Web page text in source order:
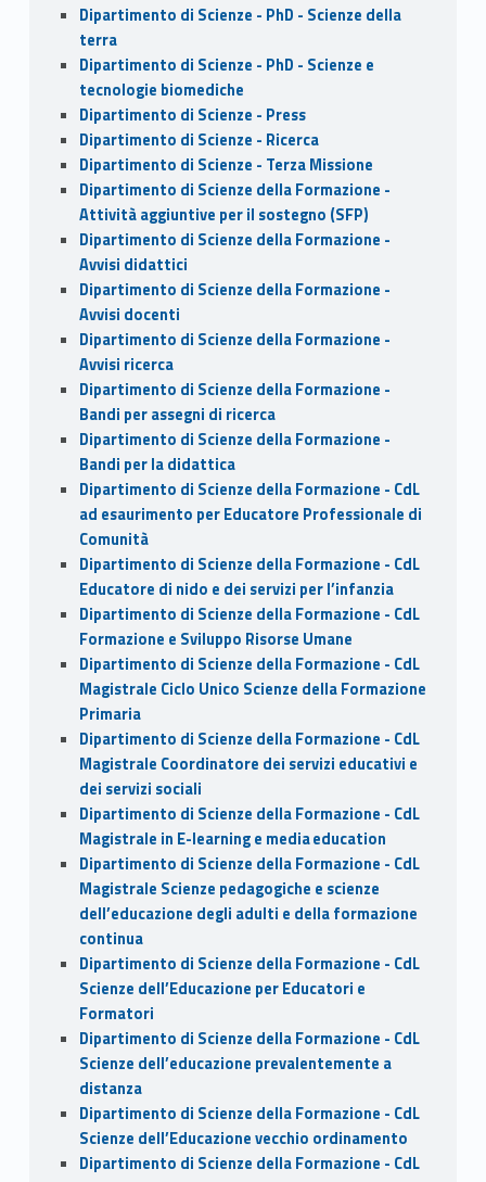
Dipartimento di Scienze - PhD - Scienze della
terra
Dipartimento di Scienze - PhD - Scienze e
tecnologie biomediche
Dipartimento di Scienze - Press
Dipartimento di Scienze - Ricerca
Dipartimento di Scienze - Terza Missione
Dipartimento di Scienze della Formazione -
Attività aggiuntive per il sostegno (SFP)
Dipartimento di Scienze della Formazione -
Avvisi didattici
Dipartimento di Scienze della Formazione -
Avvisi docenti
Dipartimento di Scienze della Formazione -
Avvisi ricerca
Dipartimento di Scienze della Formazione -
Bandi per assegni di ricerca
Dipartimento di Scienze della Formazione -
Bandi per la didattica
Dipartimento di Scienze della Formazione - CdL
ad esaurimento per Educatore Professionale di
Comunità
Dipartimento di Scienze della Formazione - CdL
Educatore di nido e dei servizi per l’infanzia
Dipartimento di Scienze della Formazione - CdL
Formazione e Sviluppo Risorse Umane
Dipartimento di Scienze della Formazione - CdL
Magistrale Ciclo Unico Scienze della Formazione
Primaria
Dipartimento di Scienze della Formazione - CdL
Magistrale Coordinatore dei servizi educativi e
dei servizi sociali
Dipartimento di Scienze della Formazione - CdL
Magistrale in E-learning e media education
Dipartimento di Scienze della Formazione - CdL
Magistrale Scienze pedagogiche e scienze
dell’educazione degli adulti e della formazione
continua
Dipartimento di Scienze della Formazione - CdL
Scienze dell’Educazione per Educatori e
Formatori
Dipartimento di Scienze della Formazione - CdL
Scienze dell’educazione prevalentemente a
distanza
Dipartimento di Scienze della Formazione - CdL
Scienze dell’Educazione vecchio ordinamento
Dipartimento di Scienze della Formazione - CdL